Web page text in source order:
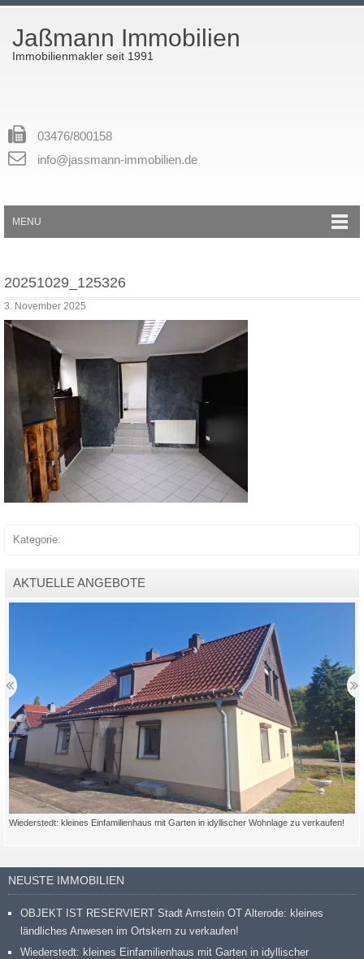
Jaßmann Immobilien
Immobilienmakler seit 1991
03476/800158
info@jassmann-immobilien.de
MENU
20251029_125326
3. November 2025
Kategorie:
AKTUELLE ANGEBOTE
Wiederstedt: kleines Einfamilienhaus mit Garten in idyllischer Wohnlage zu verkaufen!
NEUSTE IMMOBILIEN
OBJEKT IST RESERVIERT Stadt Arnstein OT Alterode: kleines
ländliches Anwesen im Ortskern zu verkaufen!
Wiederstedt: kleines Einfamilienhaus mit Garten in idyllischer